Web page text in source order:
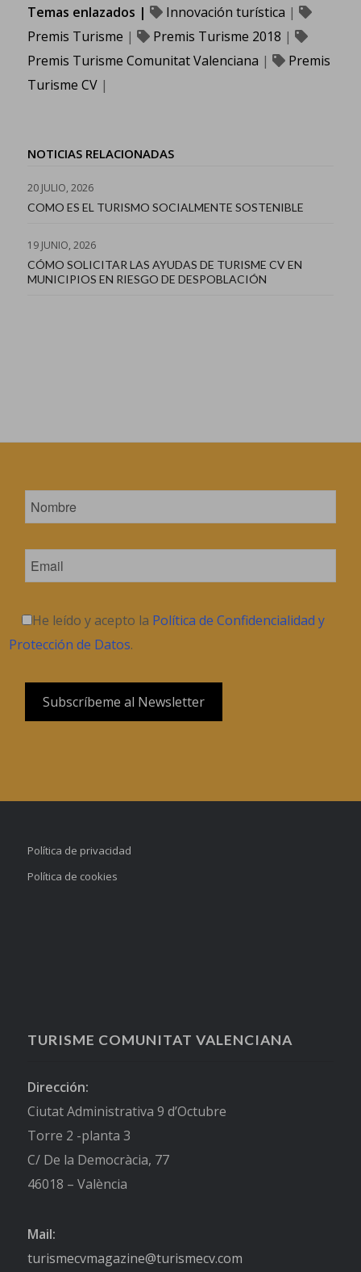
Temas enlazados | Innovación turística |
Premis Turisme | Premis Turisme 2018 |
Premis Turisme Comunitat Valenciana |
Premis
Turisme CV |
NOTICIAS RELACIONADAS
20 JULIO, 2026
COMO ES EL TURISMO SOCIALMENTE SOSTENIBLE
19 JUNIO, 2026
CÓMO SOLICITAR LAS AYUDAS DE TURISME CV EN
MUNICIPIOS EN RIESGO DE DESPOBLACIÓN
He leído y acepto la Política de Confidencialidad y
Protección de Datos.
Política de privacidad
Política de cookies
TURISME COMUNITAT VALENCIANA
Dirección:
Ciutat Administrativa 9 d’Octubre
Torre 2 -planta 3
C/ De la Democràcia, 77
46018 – València
Mail:
turismecvmagazine@turismecv.com